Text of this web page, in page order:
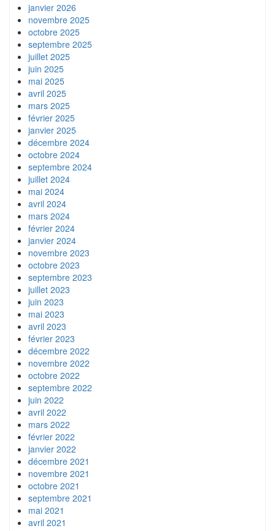
janvier 2026
novembre 2025
octobre 2025
septembre 2025
juillet 2025
juin 2025
mai 2025
avril 2025
mars 2025
février 2025
janvier 2025
décembre 2024
octobre 2024
septembre 2024
juillet 2024
mai 2024
avril 2024
mars 2024
février 2024
janvier 2024
novembre 2023
octobre 2023
septembre 2023
juillet 2023
juin 2023
mai 2023
avril 2023
février 2023
décembre 2022
novembre 2022
octobre 2022
septembre 2022
juin 2022
avril 2022
mars 2022
février 2022
janvier 2022
décembre 2021
novembre 2021
octobre 2021
septembre 2021
mai 2021
avril 2021